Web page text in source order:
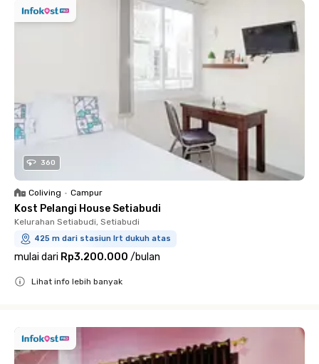
360
Coliving • Campur
Kost Pelangi House Setiabudi
Kelurahan Setiabudi, Setiabudi
425 m dari stasiun lrt dukuh atas
mulai dari Rp3.200.000 /bulan
Lihat info lebih banyak